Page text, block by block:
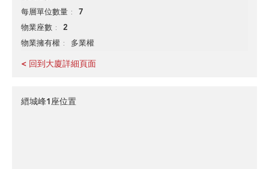
每層單位數量 7
物業座數 2
物業擁有權 多業權
< 回到大廈詳細頁面
縉城峰1座位置